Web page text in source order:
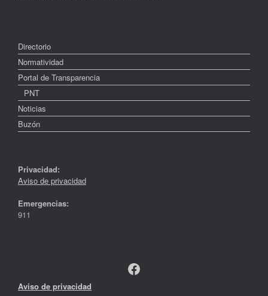
Directorio
Normatividad
Portal de Transparencia
PNT
Noticias
Buzón
Privacidad:
Aviso de privacidad
Emergencias:
911
Facebook
Aviso de privacidad